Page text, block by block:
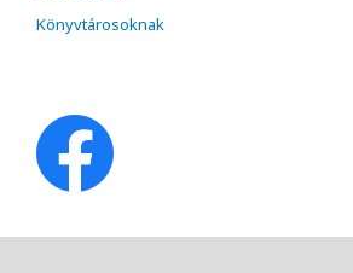
Könyvtárosoknak